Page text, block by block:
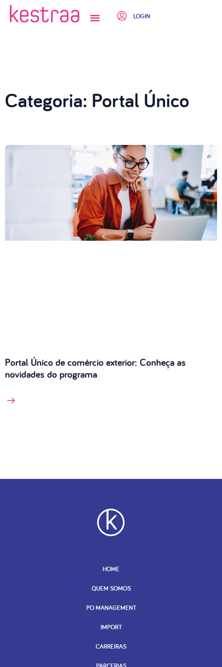
LOGIN
Categoria: Portal Único
Portal Único de comércio exterior: Conheça as
novidades do programa
HOME
QUEM SOMOS
PO MANAGEMENT
IMPORT
CARREIRAS